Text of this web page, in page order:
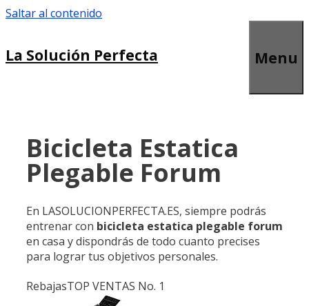
Saltar al contenido
La Solución Perfecta Menu
Bicicleta Estatica
Plegable Forum
En LASOLUCIONPERFECTA.ES, siempre podrás
entrenar con bicicleta estatica plegable forum
en casa y dispondrás de todo cuanto precises
para lograr tus objetivos personales.
RebajasTOP VENTAS No. 1